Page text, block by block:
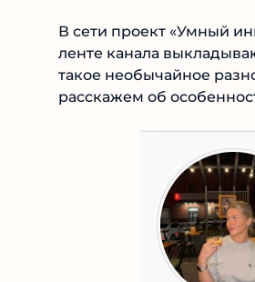
В сети проект «Умный
ленте канала
такое необычайное
расскажем об